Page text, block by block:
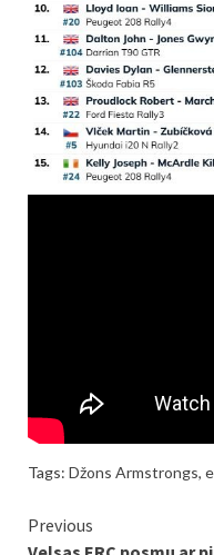
Tags: Džons Armstrongs,
Continue
Previous